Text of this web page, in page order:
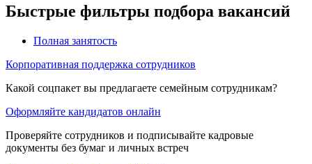
Быстрые фильтры подбора вакансий
Полная занятость
Корпоративная поддержка сотрудников
Какой соцпакет вы предлагаете семейным сотрудникам?
Оформляйте кандидатов онлайн
Проверяйте сотрудников и подписывайте кадровые
документы без бумаг и личных встреч